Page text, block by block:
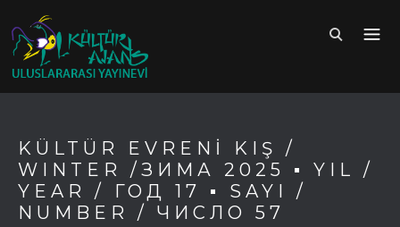
KÜLTÜR EVRENİ KIŞ /
WINTER /ЗИМА 2025 ▪ YIL /
YEAR / ГОД 17 ▪ SAYI /
NUMBER / ЧИСЛО 57